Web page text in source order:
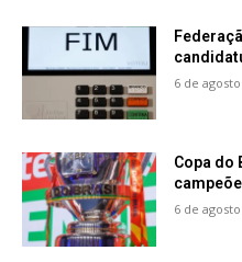
6 de
Copa do
6 de